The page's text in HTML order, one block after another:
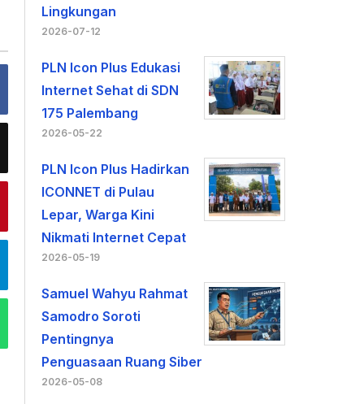
Lingkungan
2026-07-12
PLN Icon Plus Edukasi
Internet Sehat di SDN
175 Palembang
2026-05-22
PLN Icon Plus Hadirkan
ICONNET di Pulau
Lepar, Warga Kini
Nikmati Internet Cepat
2026-05-19
Samuel Wahyu Rahmat
Samodro Soroti
Pentingnya
Penguasaan Ruang Siber
2026-05-08